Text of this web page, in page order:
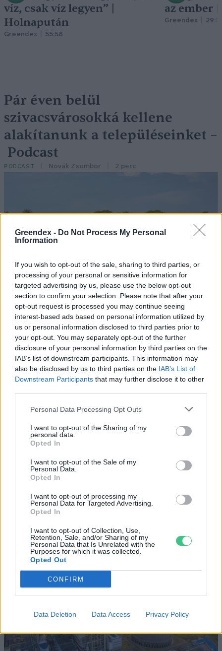
Greendex - Do Not Process My Personal
Information
If you wish to opt-out of the sale, sharing to third parties, or
processing of your personal or sensitive information for
targeted advertising by us, please use the below opt-out
section to confirm your selection. Please note that after your
opt-out request is processed you may continue seeing
interest-based ads based on personal information utilized by
us or personal information disclosed to third parties prior to
your opt-out. You may separately opt-out of the further
disclosure of your personal information by third parties on the
IAB’s list of downstream participants. This information may
also be disclosed by us to third parties on the IAB’s List of
Downstream Participants that may further disclose it to other
Personal Data Processing Opt Outs
I want to opt-out of the Sharing of my
personal data.
Opted In
I want to opt-out of the Sale of my
Personal Data.
Opted In
I want to opt-out of processing my
Personal Data for Targeted Advertising.
Opted In
I want to opt-out of Collection, Use,
Retention, Sale, and/or Sharing of my
Personal Data that Is Unrelated with the
Purposes for which it was collected.
Opted Out
CONFIRM
Data Deletion Data Access Privacy Policy
víz, csak víz legyen” |
Holnapután
Greendex 55:58
az ember
Greendex
Pár éven belül
szivacsvárosokká kellene
alakítanunk a településeinket –
Podcast
PODCAST Novák Zsombor 2 perc
Történelmi aszály sújtja Nagy-
Britanniát is
SZEMLE
Elképesztő felvétel mutatja meg,
mekkora a különbség az áradó és a
kiszáradó Duna között
ÉLŐ BOLYGÓNK